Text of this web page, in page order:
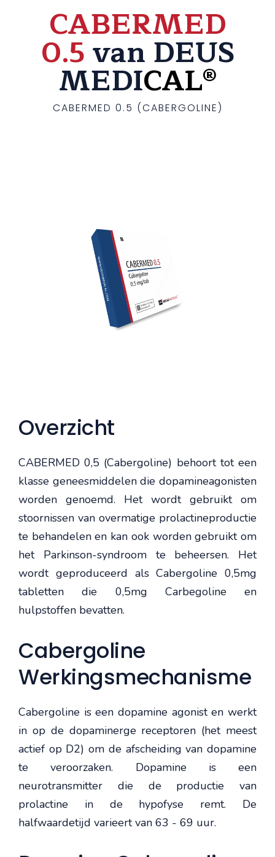
CABERMED
0.5van DEUS
MEDICAL®
CABERMED 0.5 (CABERGOLINE)
Overzicht
CABERMED 0,5 (Cabergoline) behoort tot een
klasse geneesmiddelen die dopamineagonisten
worden genoemd. Het wordt gebruikt om
stoornissen van overmatige prolactineproductie
te behandelen en kan ook worden gebruikt om
het Parkinson-syndroom te beheersen. Het
wordt geproduceerd als Cabergoline 0,5mg
tabletten die 0,5mg Carbegoline en
hulpstoffen bevatten.
Cabergoline
Werkingsmechanisme
Cabergoline is een dopamine agonist en werkt
in op de dopaminerge receptoren (het meest
actief op D2) om de afscheiding van dopamine
te veroorzaken. Dopamine is een
neurotransmitter die de productie van
prolactine in de hypofyse remt. De
halfwaardetijd varieert van 63 - 69 uur.